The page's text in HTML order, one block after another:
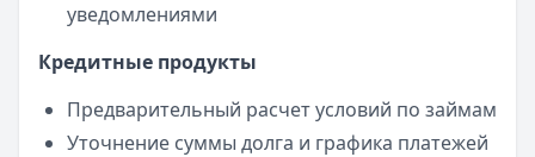
уведомлениями
Кредитные продукты
Предварительный расчет условий по займам
Уточнение суммы долга и графика платежей